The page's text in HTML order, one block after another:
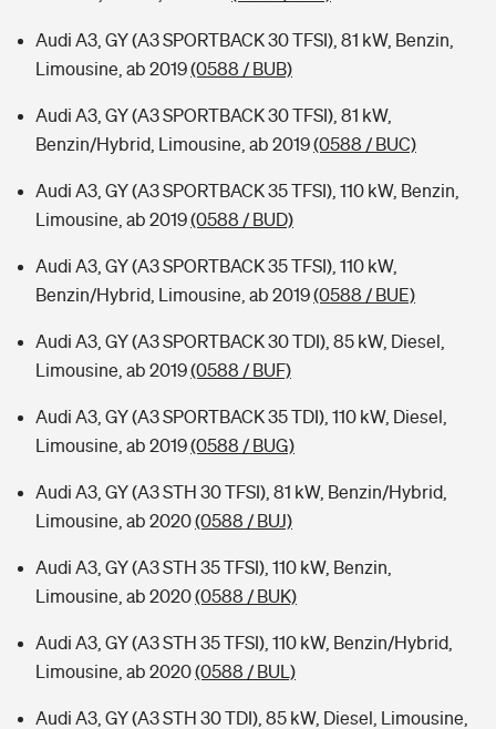
Audi A3, GY (A3 SPORTBACK 30 TFSI), 81 kW, Benzin,
Limousine, ab 2019(0588 / BUB)
Audi A3, GY (A3 SPORTBACK 30 TFSI), 81 kW,
Benzin/Hybrid, Limousine, ab 2019(0588 / BUC)
Audi A3, GY (A3 SPORTBACK 35 TFSI), 110 kW, Benzin,
Limousine, ab 2019(0588 / BUD)
Audi A3, GY (A3 SPORTBACK 35 TFSI), 110 kW,
Benzin/Hybrid, Limousine, ab 2019(0588 / BUE)
Audi A3, GY (A3 SPORTBACK 30 TDI), 85 kW, Diesel,
Limousine, ab 2019(0588 / BUF)
Audi A3, GY (A3 SPORTBACK 35 TDI), 110 kW, Diesel,
Limousine, ab 2019(0588 / BUG)
Audi A3, GY (A3 STH 30 TFSI), 81 kW, Benzin/Hybrid,
Limousine, ab 2020(0588 / BUJ)
Audi A3, GY (A3 STH 35 TFSI), 110 kW, Benzin,
Limousine, ab 2020(0588 / BUK)
Audi A3, GY (A3 STH 35 TFSI), 110 kW, Benzin/Hybrid,
Limousine, ab 2020(0588 / BUL)
Audi A3, GY (A3 STH 30 TDI), 85 kW, Diesel, Limousine,